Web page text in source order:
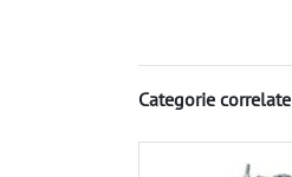
Categorie correlate